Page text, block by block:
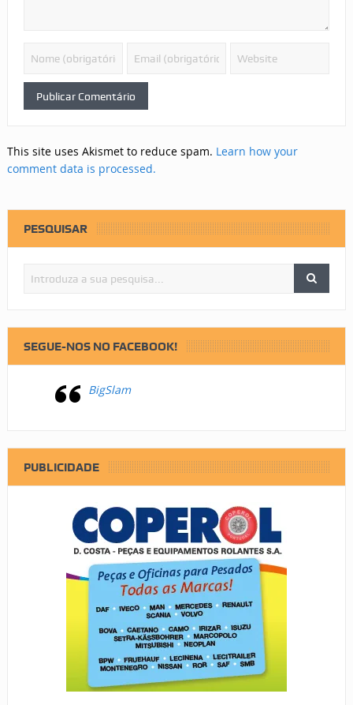
This site uses Akismet to reduce spam. Learn how your
comment data is processed.
PESQUISAR
SEGUE-NOS NO FACEBOOK!
BigSlam
PUBLICIDADE